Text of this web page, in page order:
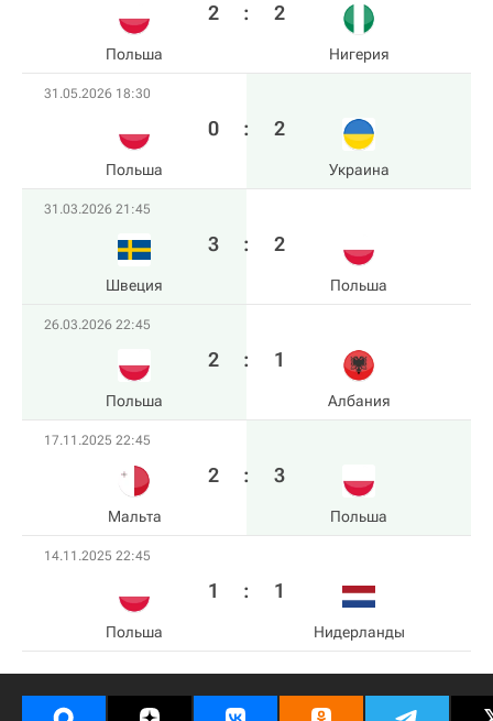
Польша
2 : 2
Нигерия
31.05.2026 18:30
Польша
0 : 2
Украина
31.03.2026 21:45
Швеция
3 : 2
Польша
26.03.2026 22:45
Польша
2 : 1
Албания
17.11.2025 22:45
Мальта
2 : 3
Польша
14.11.2025 22:45
Польша
1 : 1
Нидерланды